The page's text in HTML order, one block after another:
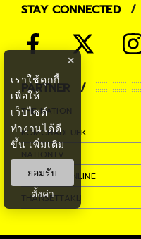
STAY CONNECTED
PARTNER
THE NATION
KOMCHADLUEK
NATIONTV
THAINEWSONLINE
THANSETTAKIJ
×
เราใช้คุกกี้
เพื่อให้
เว็บไซต์
ทำงานได้ดี
ขึ้น เพิ่มเติม
ยอมรับ
ตั้งค่า